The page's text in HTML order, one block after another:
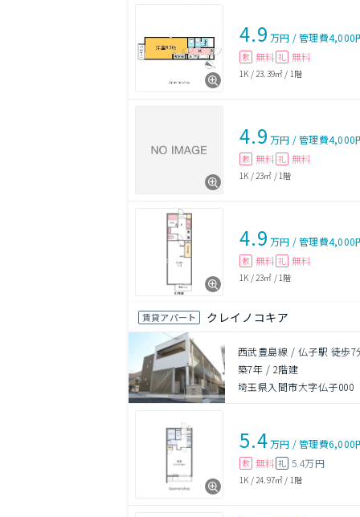
4.9 万円 /管理費4,000
敷 無料 礼 無料
1K / 23.39㎡ / 1階
4.9 万円 /管理費4,000
敷 無料 礼 無料
1K / 23㎡ / 1階
4.9 万円 /管理費4,000
敷 無料 礼 無料
1K / 23㎡ / 1階
賃貸アパート クレイノコキア
西武豊島線 / 仏子駅 徒歩7
築7年 / 2階建
埼玉県入間市大字仏子000
5.4万円 /管理費6,000
敷 無料 礼 5.4万円
1K / 24.97㎡ / 1階